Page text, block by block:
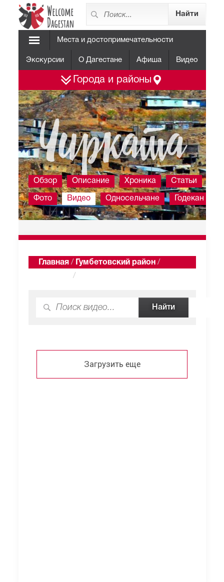
Места и достопримечательности
Экскурсии О Дагестане Афиша Видео
Города и районы
Чирката
Обзор Описание Хроника Статьи
Фото Видео Односельчане Годекан
Главная / Гумбетовский район /
/
Загрузить еще